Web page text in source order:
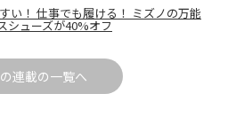
い！ 仕事でも履ける！ ミズノの万能
シューズが40%オフ
連載の一覧へ